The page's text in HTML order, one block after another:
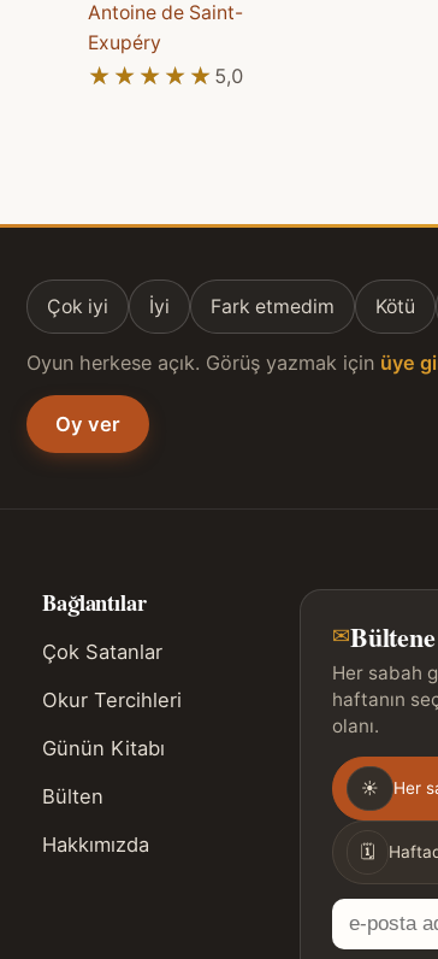
Antoine de Saint-
Exupéry
★★★★★
★★★★★ 5,0
Çok iyi İyi Fark etmedim Kötü
Oyun herkese açık. Görüş yazmak için üye
Oy ver
Bağlantılar
Çok Satanlar
Okur Tercihleri
Günün Kitabı
Bülten
Hakkımızda
✉Bültene
Her sabah
haftanın
olanı.
Gönderim
sıklığı
☀ Her
🗓
E-
posta